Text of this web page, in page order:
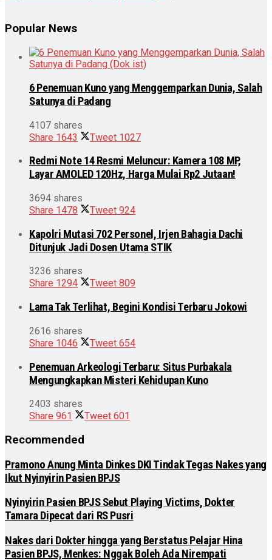
Popular News
6 Penemuan Kuno yang Menggemparkan Dunia, Salah
Satunya di Padang
4107 shares
Share 1643 Tweet 1027
Redmi Note 14 Resmi Meluncur: Kamera 108 MP,
Layar AMOLED 120Hz, Harga Mulai Rp2 Jutaan!
3694 shares
Share 1478 Tweet 924
Kapolri Mutasi 702 Personel, Irjen Bahagia Dachi
Ditunjuk Jadi Dosen Utama STIK
3236 shares
Share 1294 Tweet 809
Lama Tak Terlihat, Begini Kondisi Terbaru Jokowi
2616 shares
Share 1046 Tweet 654
Penemuan Arkeologi Terbaru: Situs Purbakala
Mengungkapkan Misteri Kehidupan Kuno
2403 shares
Share 961 Tweet 601
Recommended
Pramono Anung Minta Dinkes DKI Tindak Tegas Nakes yang
Ikut Nyinyirin Pasien BPJS
Nyinyirin Pasien BPJS Sebut Playing Victims, Dokter
Tamara Dipecat dari RS Pusri
Nakes dari Dokter hingga yang Berstatus Pelajar Hina
Pasien BPJS, Menkes: Nggak Boleh Ada Nirempati